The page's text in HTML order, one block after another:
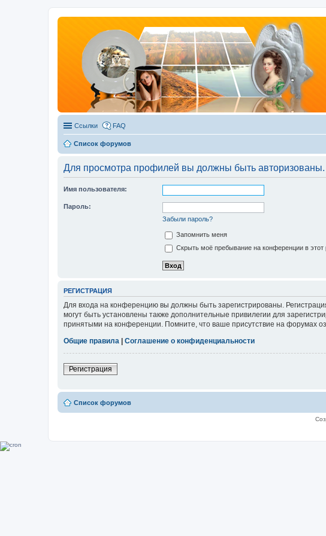
Ссылки FAQ
Список форумов
Для просмотра профилей вы должны быть авторизованы.
Имя пользователя:
Пароль:
Забыли пароль?
Запомнить меня
Скрыть моё пребывание на конференции в этот
РЕГИСТРАЦИЯ
Для входа на конференцию вы должны быть зарегистрированы.
могут быть установлены также дополнительные привилегии для
принятыми на конференции. Помните, что ваше присутствие на форумах
Общие правила | Соглашение о конфиденциальности
Регистрация
Список форумов